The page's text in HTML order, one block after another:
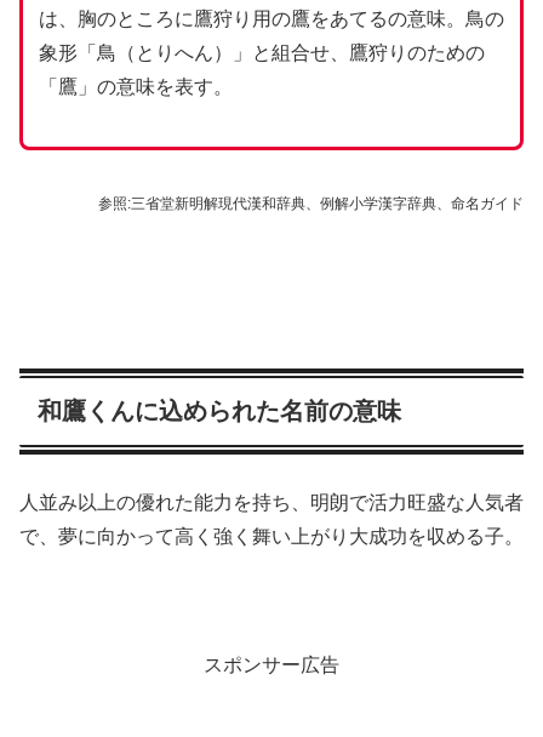
は、胸のところに鷹狩り用の鷹をあてるの意味。鳥の
象形「鳥（とりへん）」と組合せ、鷹狩りのための
「鷹」の意味を表す。
参照:三省堂新明解現代漢和辞典、例解小学漢字辞典、命名ガイド
和鷹くんに込められた名前の意味
人並み以上の優れた能力を持ち、明朗で活力旺盛な人気者
で、夢に向かって高く強く舞い上がり大成功を収める子。
スポンサー広告